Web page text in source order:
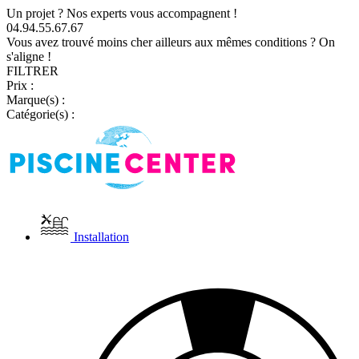
Un projet ? Nos experts vous accompagnent !
04.94.55.67.67
Vous avez trouvé moins cher ailleurs aux mêmes conditions ? On
s'aligne !
FILTRER
Prix :
Marque(s) :
Catégorie(s) :
Installation